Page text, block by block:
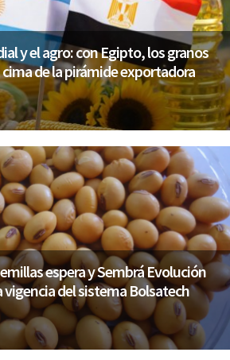
y el agro: con Egipto, los granos
de la pirámide exportadora
espera y Sembrá Evolución
vigencia del sistema Bolsatech